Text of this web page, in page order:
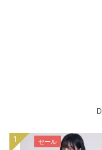
1 セール